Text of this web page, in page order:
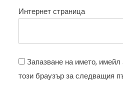
Интернет страница
Запазване на името,
този браузър за следващия